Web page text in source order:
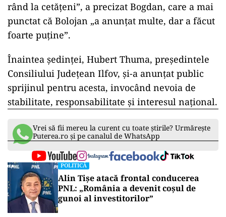
rând la cetăţeni”, a precizat Bogdan, care a mai
punctat că Bolojan „a anunţat multe, dar a făcut
foarte puţine”.
Înaintea ședinței, Hubert Thuma, președintele
Consiliului Județean Ilfov, și-a anunțat public
sprijinul pentru acesta, invocând nevoia de
stabilitate, responsabilitate și interesul național.
Vrei să fii mereu la curent cu toate știrile? Urmărește
Puterea.ro și pe canalul de WhatsApp
POLITICĂ
Alin Tișe atacă frontal conducerea
PNL: „România a devenit coșul de
gunoi al investitorilor”